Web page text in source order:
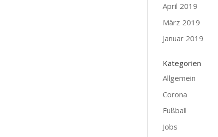
April 2019
März 2019
Januar 2019
Kategorien
Allgemein
Corona
Fußball
Jobs